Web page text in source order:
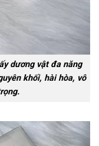
dương vật đa năng
khối, hài hòa, vô